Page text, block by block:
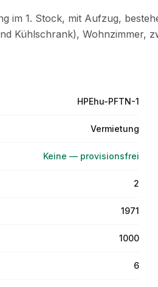
HPEhu-PFTN-1
Vermietung
Keine — provisionsfrei
2
1971
1000
6